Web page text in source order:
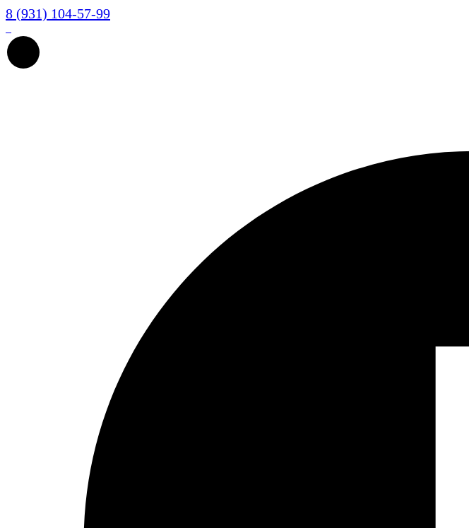
8 (931) 104-57-99